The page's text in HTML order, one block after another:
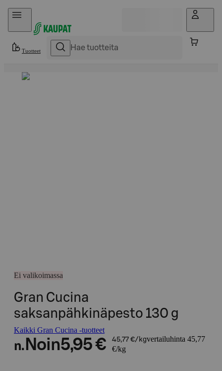
Hyppää sisältöön
Tuotteet
Ei valikoimassa
Gran Cucina
saksanpähkinäpesto 130 g
Kaikki Gran Cucina -tuotteet
n. Noin5,95 € 45,77 €/kgvertailuhinta 45,77
€/kg